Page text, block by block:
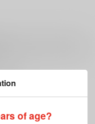
せん
of age?